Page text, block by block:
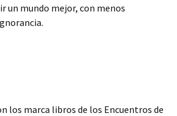
un mundo mejor, con menos
los marca libros de los Encuentros de